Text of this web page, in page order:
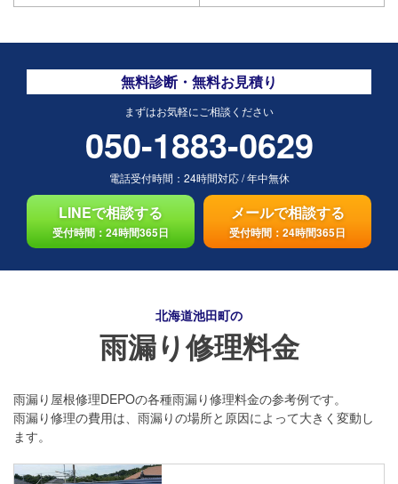
無料診断・無料お見積り
まずはお気軽にご相談ください
050-1883-0629
電話受付時間： 24時間対応/年中無休
LINEで相談する
受付時間：24時間365日
メールで相談する
受付時間：24時間365日
北海道池田町の
雨漏り修理料金
雨漏り屋根修理DEPOの各種雨漏り修理料金の参考例です。
雨漏り修理の費用は、雨漏りの場所と原因によって大きく変動し
ます。